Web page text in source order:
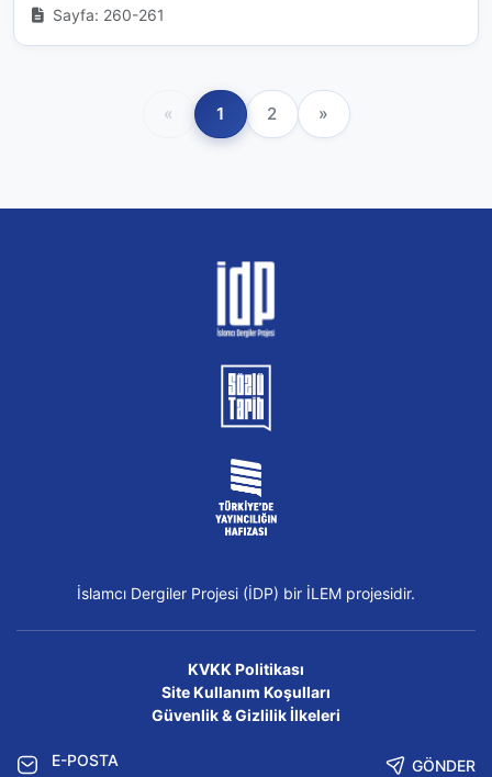
Sayfa: 260-261
« 1 2 »
İslamcı Dergiler Projesi (İDP) bir İLEM projesidir.
KVKK Politikası
Site Kullanım Koşulları
Güvenlik & Gizlilik İlkeleri
GÖNDER